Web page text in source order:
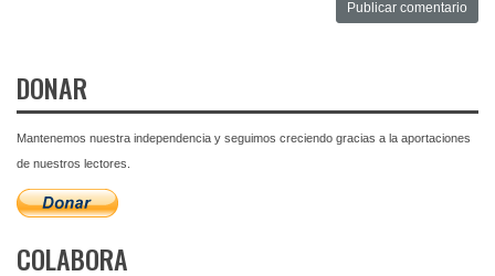
DONAR
Mantenemos nuestra independencia y seguimos creciendo gracias a la aportaciones
de nuestros lectores.
COLABORA